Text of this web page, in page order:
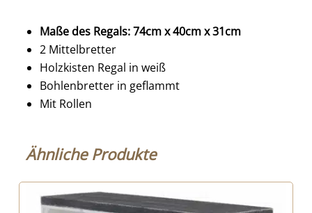
Maße des Regals: 74cm x 40cm x 31cm
2 Mittelbretter
Holzkisten Regal in weiß
Bohlenbretter in geflammt
Mit Rollen
Ähnliche Produkte